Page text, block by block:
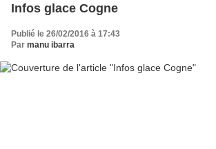
Infos glace Cogne
Publié le 26/02/2016 à 17:43
Par manu ibarra